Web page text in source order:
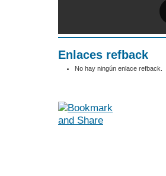
Enlaces refback
No hay ningún enlace refback.